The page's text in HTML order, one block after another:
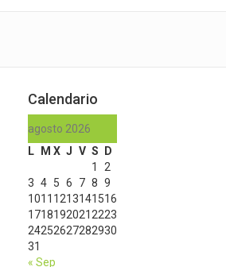
Calendario
agosto 2026
L
M X J V S
D
1
2
3 4 5 6 7 8 9
1011 1213141516
1718192021 2223
24252627282930
31
« Sep